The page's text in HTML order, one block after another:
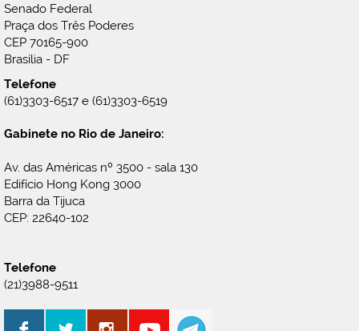
Senado Federal
Praça dos Três Poderes
CEP 70165-900
Brasília - DF
Telefone
(61)3303-6517 e (61)3303-6519
Gabinete no Rio de Janeiro:
Av. das Américas nº 3500 - sala 130
Edifício Hong Kong 3000
Barra da Tijuca
CEP: 22640-102
Telefone
(21)3988-9511